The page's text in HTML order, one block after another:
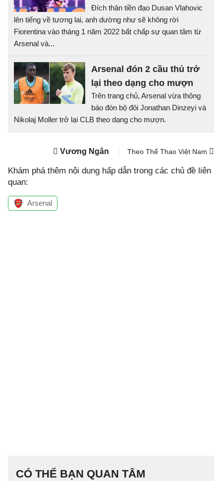
Đích thân tiền đạo Dusan Vlahovic
lên tiếng về tương lai, anh dường như sẽ không rời
Fiorentina vào tháng 1 năm 2022 bất chấp sự quan tâm từ
Arsenal và...
Arsenal đón 2 cầu thủ trở
lại theo dạng cho mượn
Trên trang chủ, Arsenal vừa thông
báo đón bộ đôi Jonathan Dinzeyi và
Nikolaj Moller trở lại CLB theo dạng cho mượn.
Vương Ngân Theo Thể Thao Việt Nam
Khám phá thêm nội dung hấp dẫn trong các chủ đề liên
quan:
Arsenal
CÓ THỂ BẠN QUAN TÂM